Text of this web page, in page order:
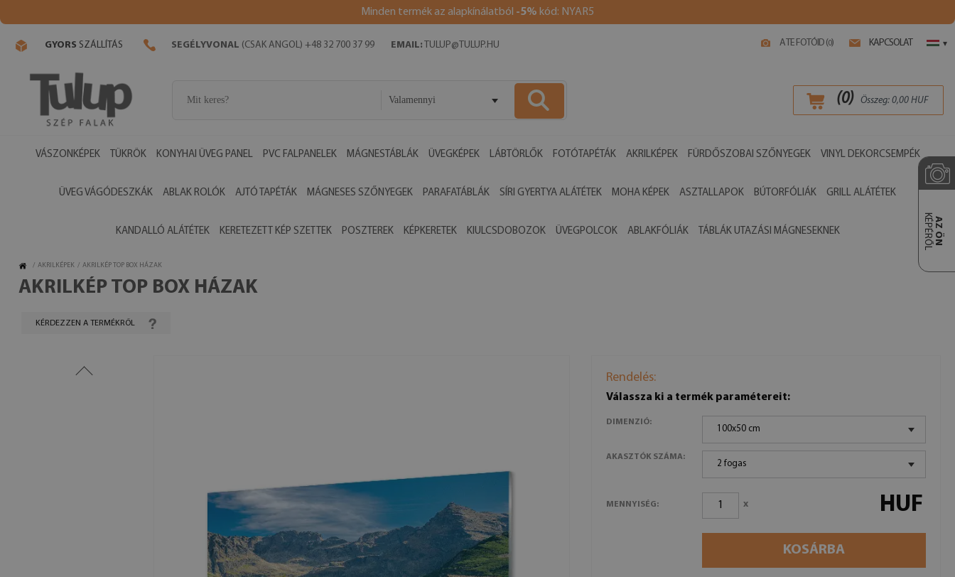
Minden termék az alapkínálatból -5% kód: NYAR5
A TE FOTÓID (0) KAPCSOLAT ▾
GYORS SZÁLLÍTÁS SEGÉLYVONAL (CSAK ANGOL) +48 32 700 37 99 EMAIL: TULUP@TULUP.HU
Valamennyi (0) Összeg: 0,00 HUF
VÁSZONKÉPEK TÜKRÖK KONYHAI ÜVEG PANEL PVC FALPANELEK MÁGNESTÁBLÁK ÜVEGKÉPEK LÁBTÖRLŐK FOTÓTAPÉTÁK AKRILKÉPEK FÜRDŐSZOBAI SZŐNYEGEK VINYL DEKORCSEMPÉK
ÜVEG VÁGÓDESZKÁK ABLAK ROLÓK AJTÓ TAPÉTÁK MÁGNESES SZŐNYEGEK PARAFATÁBLÁK SÍRI GYERTYA ALÁTÉTEK MOHA KÉPEK ASZTALLAPOK BÚTORFÓLIÁK GRILL ALÁTÉTEK
KANDALLÓ ALÁTÉTEK KERETEZETT KÉP SZETTEK POSZTEREK KÉPKERETEK KIULCSDOBOZOK ÜVEGPOLCOK ABLAKFÓLIÁK TÁBLÁK UTAZÁSI MÁGNESEKNEK AZ ÖN
KÉPÉRŐL
/ AKRILKÉPEK / AKRILKÉP TOP BOX HÁZAK
AKRILKÉP TOP BOX HÁZAK
KÉRDEZZEN A TERMÉKRŐL
Rendelés:
Válassza ki a termék paramétereit:
DIMENZIÓ:
100x50 cm
AKASZTÓK SZÁMA:
2 fogas
MENNYISÉG: x HUF
KOSÁRBA